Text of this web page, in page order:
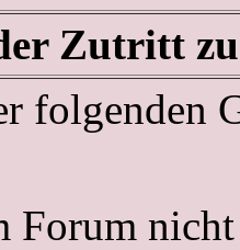
Zutritt zu
folgenden
Forum